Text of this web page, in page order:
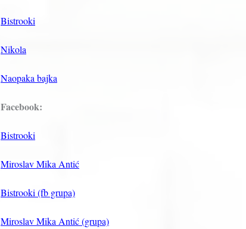
Bistrooki
Nikola
Naopaka bajka
Facebook:
Bistrooki
Miroslav Mika Antić
Bistrooki (fb grupa)
Miroslav Mika Antić (grupa)